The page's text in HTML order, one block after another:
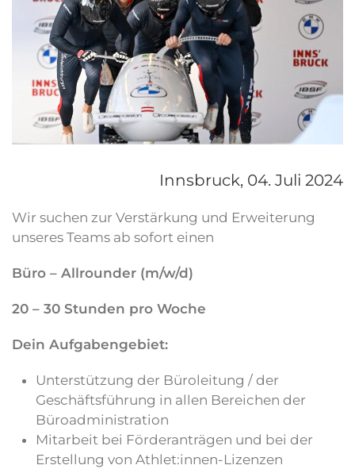
Innsbruck, 04. Juli 2024
Wir suchen zur Verstärkung und Erweiterung
unseres Teams ab sofort einen
Büro – Allrounder (m/w/d)
20 – 30 Stunden pro Woche
Dein Aufgabengebiet:
Unterstützung der Büroleitung / der
Geschäftsführung in allen Bereichen der
Büroadministration
Mitarbeit bei Förderanträgen und bei der
Erstellung von Athlet:innen-Lizenzen